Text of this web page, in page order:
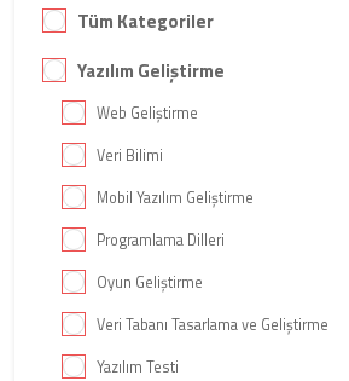
Tüm Kategoriler
Yazılım Geliştirme
Web Geliştirme
Veri Bilimi
Mobil Yazılım Geliştirme
Programlama Dilleri
Oyun Geliştirme
Veri Tabanı Tasarlama ve Geliştirme
Yazılım Testi